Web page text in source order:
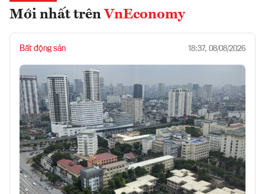
Mới nhất trên VnEconomy
Bất động sản 18:37, 08/08/2026